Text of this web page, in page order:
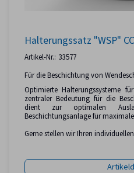
Halterungssatz "WSP"
Artikel-Nr.: 33577
Für die Beschichtung von
Optimierte Halterungssysteme
zentraler Bedeutung für die
dient zur optimalen
Beschichtungsanlage für
Gerne stellen wir Ihren